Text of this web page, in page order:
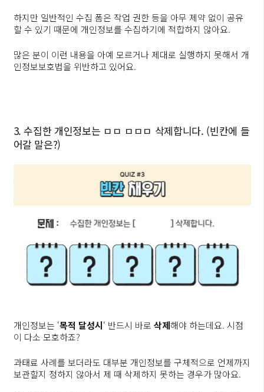
하지만 일반적인 수집 폼은 작업 권한 등을 아무 제약 없이 공유
할 수 있기 때문에 개인정보를 수집하기에 적합하지 않아요.
많은 분이 이런 내용을 아예 모르거나 제대로 실행하지 못해서 개
인정보보호법을 위반하고 있어요.
3. 수집한 개인정보는 ㅁㅁ ㅁㅁㅁ 삭제합니다. (빈칸에 들
어갈 말은?)
개인정보는 ‘목적 달성시‘ 반드시 바로 삭제해야 하는데요. 시점
이 다소 모호하죠?
과태료 사례를 보더라도 대부분 개인정보를 구체적으로 언제까지
보관할지 정하지 않아서 제 때 삭제하지 못하는 경우가 많아요.